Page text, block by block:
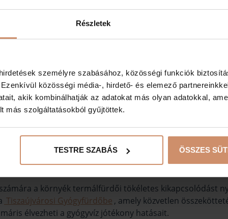
Részletek
személyre szabásához, közösségi funkciók
közösségi média-, hirdető- és elemező
akik kombinálhatják az adatokat más olyan adatokkal,
más szolgáltatásokból gyűjtöttek.
TESTRE SZABÁS ÖSSZES
akik szeretnének egy igazán tartalmas napot
időtöltést biztosítsanak.
a parton
szalonnasütő lehetőség. Mivel ezek a kikötő területén
a környék termálfürdői tökéletes kikapcsolódást
Tiszaújvárosi Gyógyfürdőbe , amely közvetlen
élvezheti a gyógyvíz jótékony hatásait.